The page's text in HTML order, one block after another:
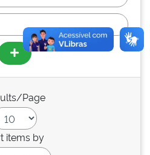
Page
items by